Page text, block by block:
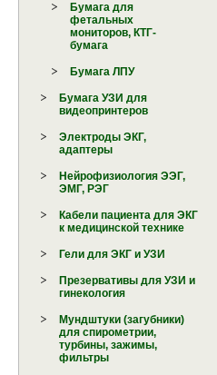
Бумага для
фетальных
мониторов, КТГ-
бумага
Бумага ЛПУ
Бумага УЗИ для
видеопринтеров
Электроды ЭКГ,
адаптеры
Нейрофизиология ЭЭГ,
ЭМГ, РЭГ
Кабели пациента для ЭКГ
к медицинской технике
Гели для ЭКГ и УЗИ
Презервативы для УЗИ и
гинекология
Мундштуки (загубники)
для спирометрии,
турбины, зажимы,
фильтры